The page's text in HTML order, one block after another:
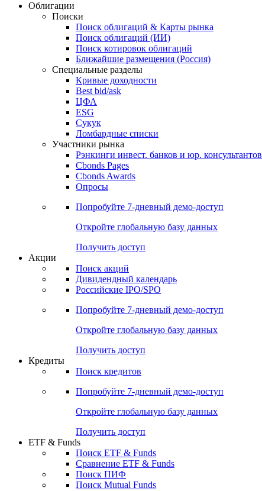
Облигации
Поиски
Поиск облигаций & Карты рынка
Поиск облигаций (ИИ)
Поиск котировок облигаций
Ближайшие размещения (Россия)
Специальные разделы
Кривые доходности
Best bid/ask
ЦФА
ESG
Сукук
Ломбардные списки
Участники рынка
Рэнкинги инвест. банков и юр. консультантов
Cbonds Pages
Cbonds Awards
Опросы
Попробуйте 7-дневный демо-доступ
Откройте глобальную базу данных
Получить доступ
Акции
Поиск акций
Дивидендный календарь
Российские IPO/SPO
Попробуйте 7-дневный демо-доступ
Откройте глобальную базу данных
Получить доступ
Кредиты
Поиск кредитов
Попробуйте 7-дневный демо-доступ
Откройте глобальную базу данных
Получить доступ
ETF & Funds
Поиск ETF & Funds
Сравнение ETF & Funds
Поиск ПИФ
Поиск Mutual Funds